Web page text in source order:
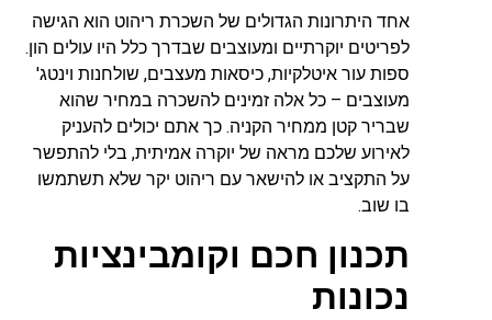
אחד היתרונות הגדולים של השכרת ריהוט הוא הגישה
לפריטים יוקרתיים ומעוצבים שבדרך כלל היו עולים הון.
ספות עור איטלקיות, כיסאות מעצבים, שולחנות וינטג'
מעוצבים – כל אלה זמינים להשכרה במחיר שהוא
שבריר קטן ממחיר הקניה. כך אתם יכולים להעניק
לאירוע שלכם מראה של יוקרה אמיתית, בלי להתפשר
על התקציב או להישאר עם ריהוט יקר שלא תשתמשו
בו שוב.
תכנון חכם וקומבינציות
נכונות